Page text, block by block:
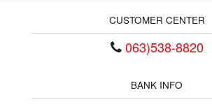
CUSTOMER CENTER
063)538-8820
BANK INFO